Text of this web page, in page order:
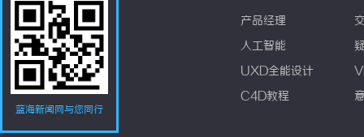
蓝海新闻网与您同行
产品经理
人工智能
UXD全能设计
C4D教程